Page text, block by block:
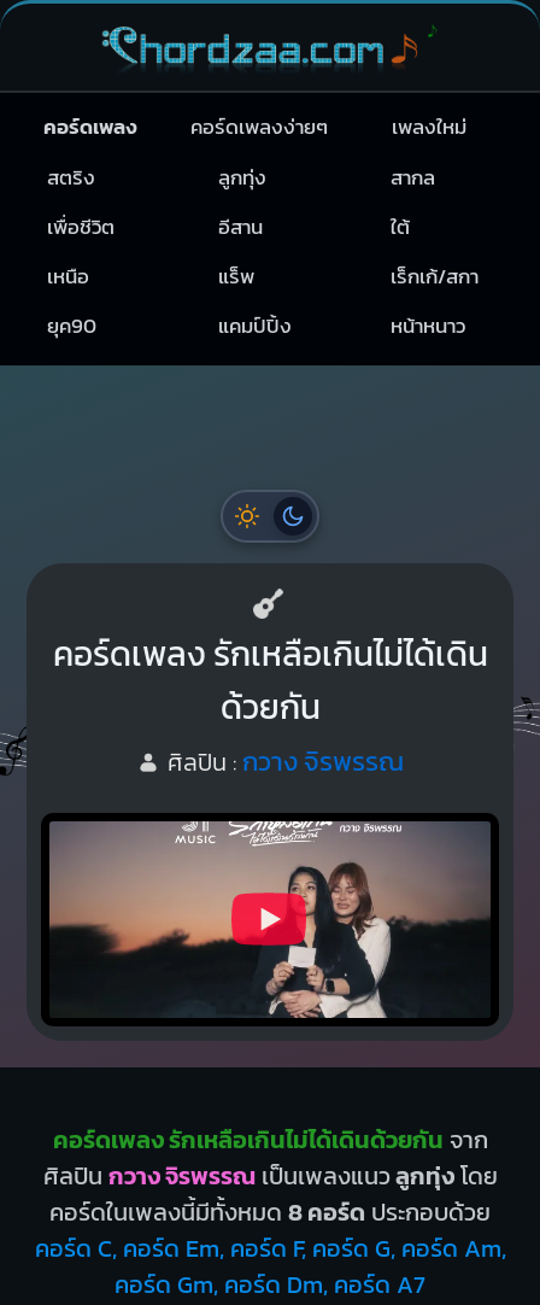
คอร์ดเพลง คอร์ดเพลงง่ายๆ
เพลงใหม่
สตริง
ลูกทุ่ง
สากล
เพื่อชีวิต
อีสาน
ใต้
เหนือ
แร็พ
เร็กเก้/สกา
ยุค90
แคมป์ปิ้ง หน้าหนาว
คอร์ดเพลง รักเหลือเกินไม่ได้เดิน
ด้วยกัน
ศิลปิน : กวาง จิรพรรณ
คอร์ดเพลง รักเหลือเกินไม่ได้เดินด้วยกัน จาก
ศิลปิน กวาง จิรพรรณเป็นเพลงแนวลูกทุ่งโดย
คอร์ดในเพลงนี้มีทั้งหมด 8 คอร์ด ประกอบด้วย
คอร์ด C, คอร์ด Em, คอร์ด F, คอร์ด G, คอร์ด Am,
คอร์ด Gm, คอร์ด Dm, คอร์ด A7